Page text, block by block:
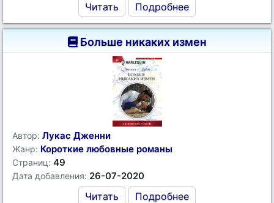
Читать Подробнее
Больше никаких измен
Автор: Лукас Дженни
Жанр: Короткие любовные романы
Страниц: 49
Дата добавления: 26-07-2020
Читать Подробнее